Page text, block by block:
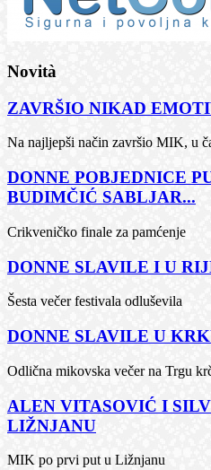
Novità
ZAVRŠIO NIKAD
Na najljepši način završio MIK, u
DONNE POBJEDNICE
BUDIMČIĆ SABLJAR...
Crikveničko finale za pamćenje
DONNE SLAVILE I U
Šesta večer festivala odluševila
DONNE SLAVILE U
Odlična mikovska večer na Trgu
ALEN VITASOVIĆ I
LIŽNJANU
MIK po prvi put u Ližnjanu